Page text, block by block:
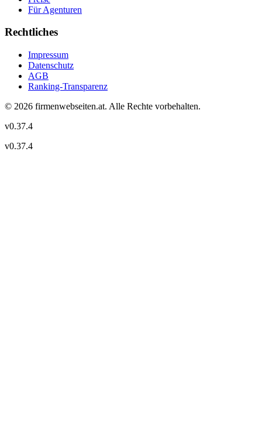
Für Agenturen
Rechtliches
Impressum
Datenschutz
AGB
Ranking-Transparenz
© 2026 firmenwebseiten.at. Alle Rechte vorbehalten.
v0.37.4
v0.37.4